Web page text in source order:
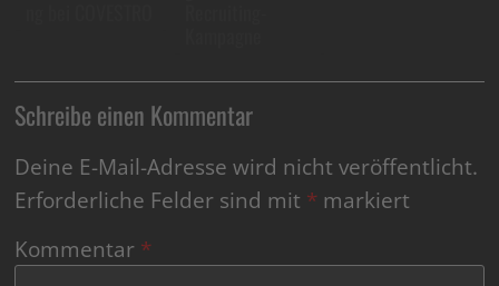
Schreibe einen Kommentar
Deine E-Mail-Adresse wird nicht veröffentlicht.
Erforderliche Felder sind mit * markiert
Kommentar *